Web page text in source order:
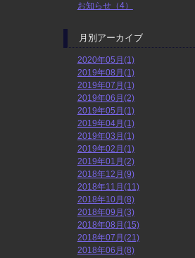
お知らせ（4）
月別アーカイブ
2020年05月(1)
2019年08月(1)
2019年07月(1)
2019年06月(2)
2019年05月(1)
2019年04月(1)
2019年03月(1)
2019年02月(1)
2019年01月(2)
2018年12月(9)
2018年11月(11)
2018年10月(8)
2018年09月(3)
2018年08月(15)
2018年07月(21)
2018年06月(8)